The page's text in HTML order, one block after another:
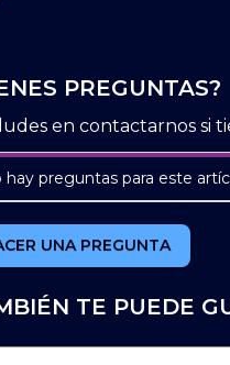
PREGUNTAS?
en contactarnos si
hay preguntas para este
UNA PREGUNTA
TE PUEDE